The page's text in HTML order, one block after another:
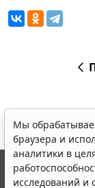
Мы
браузера и
аналитики в
исследований и
© ООО "НПП